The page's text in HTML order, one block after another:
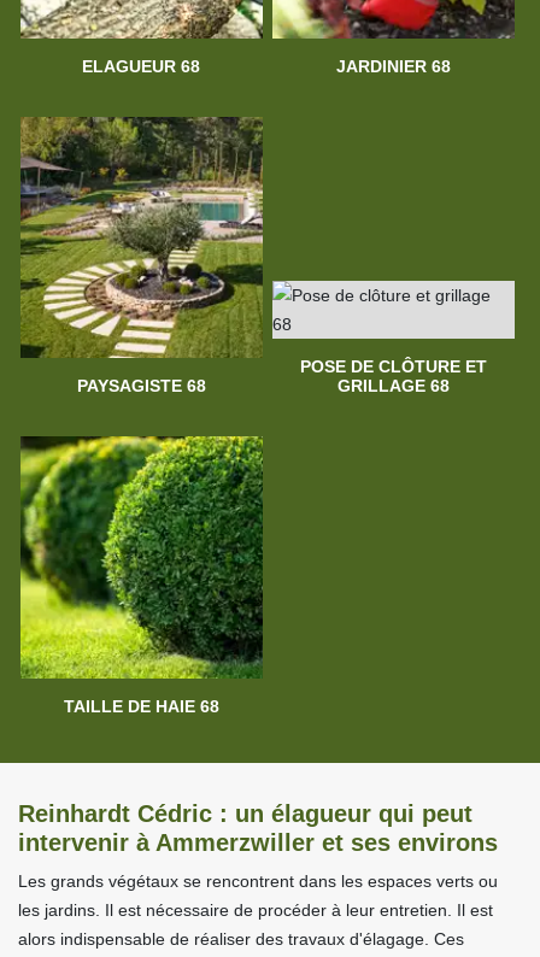
ELAGUEUR 68 JARDINIER 68
PAYSAGISTE 68
POSE DE CLÔTURE ET
GRILLAGE 68
TAILLE DE HAIE 68
Reinhardt Cédric : un élagueur qui peut
intervenir à Ammerzwiller et ses environs
Les grands végétaux se rencontrent dans les espaces verts ou
les jardins. Il est nécessaire de procéder à leur entretien. Il est
alors indispensable de réaliser des travaux d'élagage. Ces